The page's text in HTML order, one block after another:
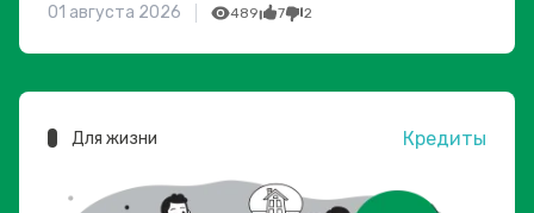
01 августа 2026 489 7 2
Для жизни Кредиты